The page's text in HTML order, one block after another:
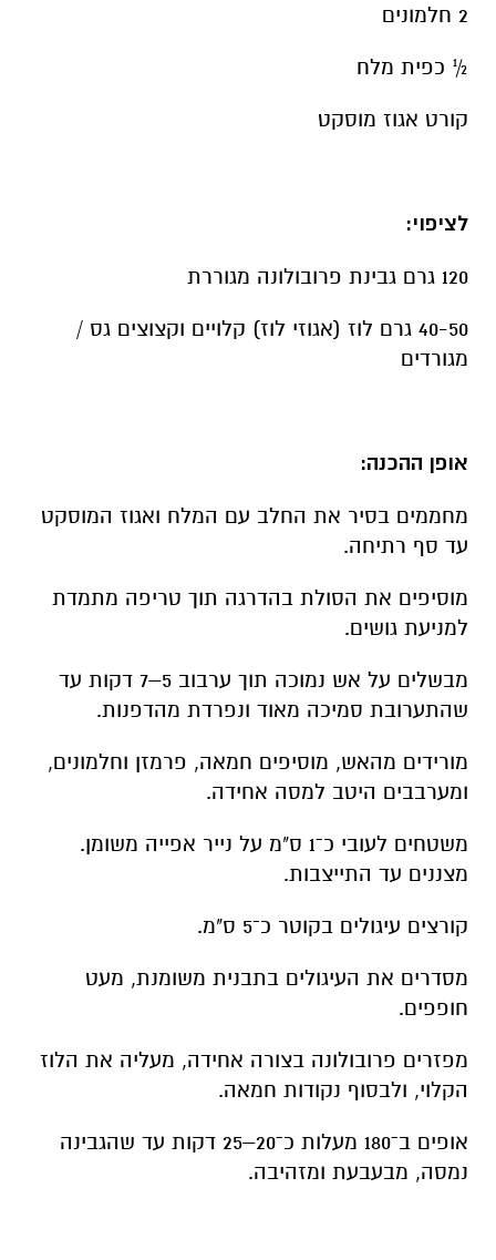
2 חלמונים
½ כפית מלח
קורט אגוז מוסקט
לציפוי:
120 גרם גבינת פרובולונה מגוררת
40-50 גרם לוז (אגוזי לוז) קלויים וקצוצים גס /
מגורדים
אופן ההכנה:
מחממים בסיר את החלב עם המלח ואגוז המוסקט
עד סף רתיחה.
מוסיפים את הסולת בהדרגה תוך טריפה מתמדת
למניעת גושים.
מבשלים על אש נמוכה תוך ערבוב 5–7 דקות עד
שהתערובת סמיכה מאוד ונפרדת מהדפנות.
מורידים מהאש, מוסיפים חמאה, פרמזן וחלמונים,
ומערבבים היטב למסה אחידה.
משטחים לעובי כ־1 ס"מ על נייר אפייה משומן.
מצננים עד התייצבות.
קורצים עיגולים בקוטר כ־5 ס"מ.
מסדרים את העיגולים בתבנית משומנת, מעט
חופפים.
מפזרים פרובולונה בצורה אחידה, מעליה את הלוז
הקלוי, ולבסוף נקודות חמאה.
אופים ב־180 מעלות כ־20–25 דקות עד שהגבינה
נמסה, מבעבעת ומזהיבה.